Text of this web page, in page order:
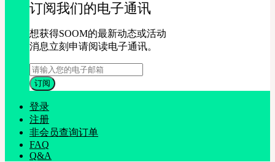
订阅我们的电子通讯
想获得SOOM的最新动态或活动
消息立刻申请阅读电子通讯。
登录
注册
非会员查询订单
FAQ
Q&A